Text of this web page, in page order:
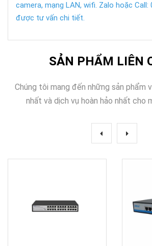
camera, mạng LAN, wifi. Zalo hoặc Call:
được tư vấn chi tiết.
SẢN PHẨM LIÊN
Chúng tôi mang đến những sản phẩm
nhất và dịch vụ hoàn hảo nhất cho